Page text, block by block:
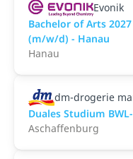
Evonik
Bachelor of Arts
(m/w/d) - Hanau
Hanau
dm-drogerie
Duales Studium
Aschaffenburg